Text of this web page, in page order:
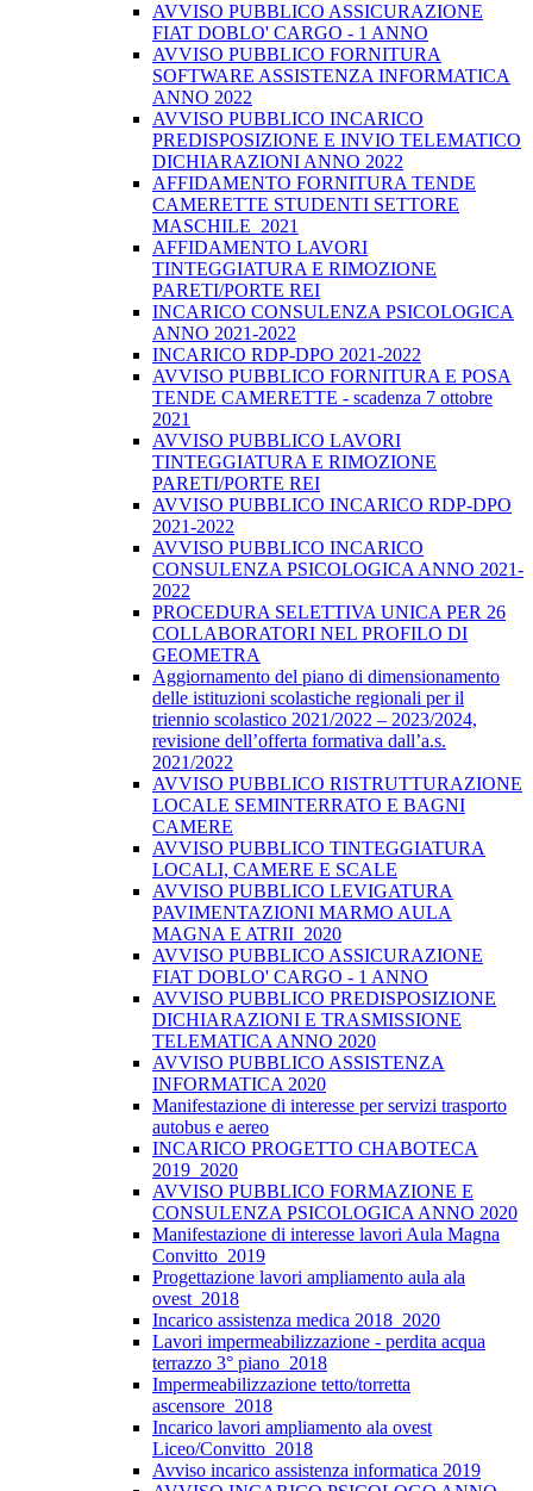
AVVISO PUBBLICO ASSICURAZIONE
FIAT DOBLO' CARGO - 1 ANNO
AVVISO PUBBLICO FORNITURA
SOFTWARE ASSISTENZA INFORMATICA
ANNO 2022
AVVISO PUBBLICO INCARICO
PREDISPOSIZIONE E INVIO TELEMATICO
DICHIARAZIONI ANNO 2022
AFFIDAMENTO FORNITURA TENDE
CAMERETTE STUDENTI SETTORE
MASCHILE_2021
AFFIDAMENTO LAVORI
TINTEGGIATURA E RIMOZIONE
PARETI/PORTE REI
INCARICO CONSULENZA PSICOLOGICA
ANNO 2021-2022
INCARICO RDP-DPO 2021-2022
AVVISO PUBBLICO FORNITURA E POSA
TENDE CAMERETTE - scadenza 7 ottobre
2021
AVVISO PUBBLICO LAVORI
TINTEGGIATURA E RIMOZIONE
PARETI/PORTE REI
AVVISO PUBBLICO INCARICO RDP-DPO
2021-2022
AVVISO PUBBLICO INCARICO
CONSULENZA PSICOLOGICA ANNO 2021-
2022
PROCEDURA SELETTIVA UNICA PER 26
COLLABORATORI NEL PROFILO DI
GEOMETRA
Aggiornamento del piano di dimensionamento
delle istituzioni scolastiche regionali per il
triennio scolastico 2021/2022 – 2023/2024,
revisione dell’offerta formativa dall’a.s.
2021/2022
AVVISO PUBBLICO RISTRUTTURAZIONE
LOCALE SEMINTERRATO E BAGNI
CAMERE
AVVISO PUBBLICO TINTEGGIATURA
LOCALI, CAMERE E SCALE
AVVISO PUBBLICO LEVIGATURA
PAVIMENTAZIONI MARMO AULA
MAGNA E ATRII_2020
AVVISO PUBBLICO ASSICURAZIONE
FIAT DOBLO' CARGO - 1 ANNO
AVVISO PUBBLICO PREDISPOSIZIONE
DICHIARAZIONI E TRASMISSIONE
TELEMATICA ANNO 2020
AVVISO PUBBLICO ASSISTENZA
INFORMATICA 2020
Manifestazione di interesse per servizi trasporto
autobus e aereo
INCARICO PROGETTO CHABOTECA
2019_2020
AVVISO PUBBLICO FORMAZIONE E
CONSULENZA PSICOLOGICA ANNO 2020
Manifestazione di interesse lavori Aula Magna
Convitto_2019
Progettazione lavori ampliamento aula ala
ovest_2018
Incarico assistenza medica 2018_2020
Lavori impermeabilizzazione - perdita acqua
terrazzo 3° piano_2018
Impermeabilizzazione tetto/torretta
ascensore_2018
Incarico lavori ampliamento ala ovest
Liceo/Convitto_2018
Avviso incarico assistenza informatica 2019